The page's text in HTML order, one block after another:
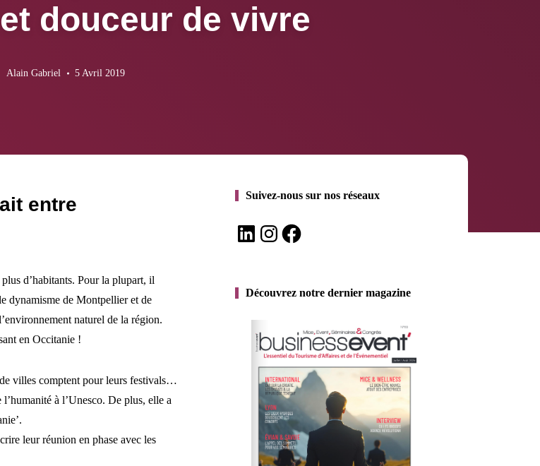
douceur de vivre
Alain Gabriel 5 Avril 2019
entre
d’habitants. Pour la plupart, il
dynamisme de Montpellier et de
naturel de la région.
en Occitanie !
villes comptent pour leurs festivals…
à l’Unesco. De plus, elle a
leur réunion en phase avec les
Suivez-nous sur nos réseaux
LinkedInInstagramFacebook
Découvrez notre dernier magazine